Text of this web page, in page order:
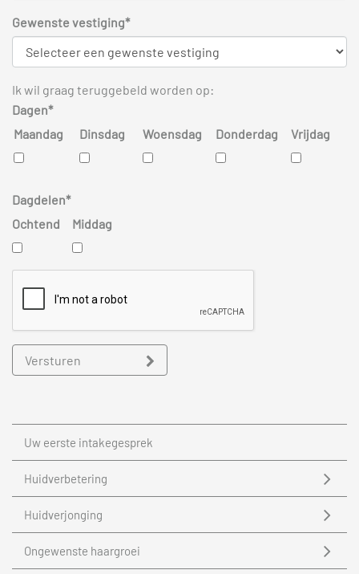
Uw eerste intakegesprek
Huidverbetering
Huidverjonging
Ongewenste haargroei
Gewenste vestiging*
Ik wil graag teruggebeld worden op:
Dagen*
Maandag
Dinsdag Woensdag Donderdag Vrijdag
Dagdelen*
Ochtend
Middag
Versturen